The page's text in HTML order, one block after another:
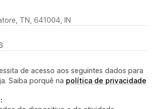
TN, 641004, IN
de acesso aos seguintes dados para
Saiba porquê na política de privacidade